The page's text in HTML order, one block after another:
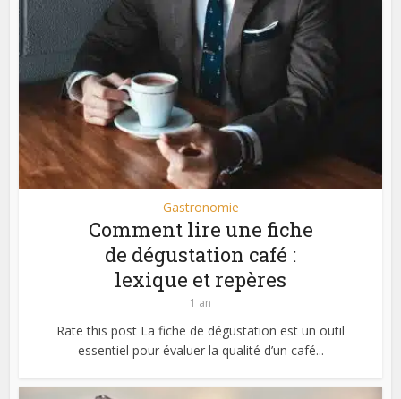
Gastronomie
Comment lire une fiche
de dégustation café :
lexique et repères
1 an
Rate this post La fiche de dégustation est un outil
essentiel pour évaluer la qualité d’un café...